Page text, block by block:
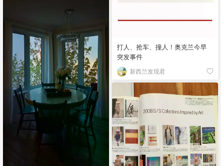
打人、抢车、撞人！奥克兰今早
突发事件
新西兰发现君